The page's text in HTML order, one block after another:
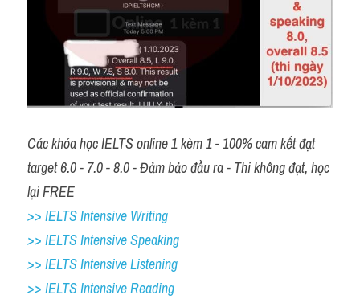
Các khóa học IELTS online 1 kèm 1 - 100% cam kết đạt
target 6.0 - 7.0 - 8.0 - Đảm bảo đầu ra - Thi không đạt, học
lại FREE
>> IELTS Intensive Writing
>> IELTS Intensive Speaking
>> IELTS Intensive Listening
>> IELTS Intensive Reading